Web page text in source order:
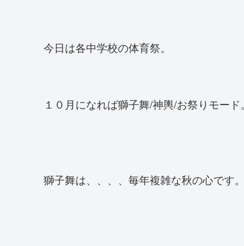
今日は各中学校の体育祭。
１０月になれば獅子舞/神輿/お祭りモード。
獅子舞は、、、、毎年複雑な秋の心です。